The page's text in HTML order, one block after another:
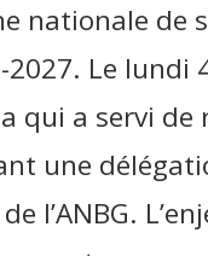
nationale de
Le lundi
qui a servi
une
l’ANBG.